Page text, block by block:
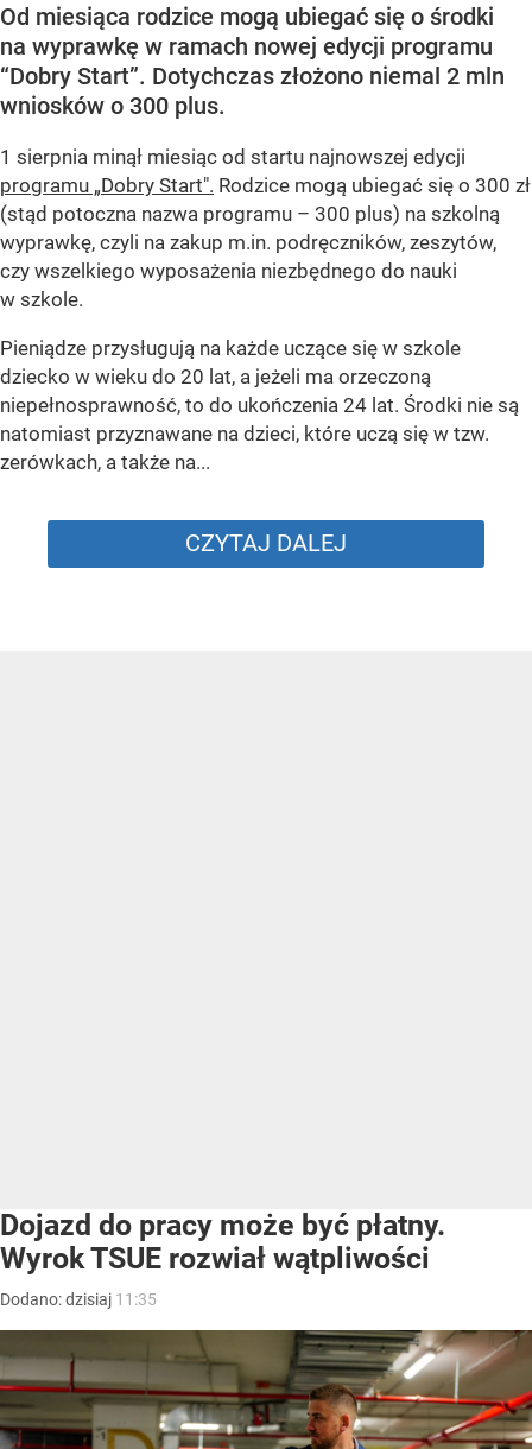
Od miesiąca rodzice mogą ubiegać się o środki
na wyprawkę w ramach nowej edycji programu
“Dobry Start”. Dotychczas złożono niemal 2 mln
wniosków o 300 plus.
1 sierpnia minął miesiąc od startu najnowszej edycji
programu „Dobry Start". Rodzice mogą ubiegać się o 300 zł
(stąd potoczna nazwa programu – 300 plus) na szkolną
wyprawkę, czyli na zakup m.in. podręczników, zeszytów,
czy wszelkiego wyposażenia niezbędnego do nauki
w szkole.
Pieniądze przysługują na każde uczące się w szkole
dziecko w wieku do 20 lat, a jeżeli ma orzeczoną
niepełnosprawność, to do ukończenia 24 lat. Środki nie są
natomiast przyznawane na dzieci, które uczą się w tzw.
zerówkach, a także na...
CZYTAJ DALEJ
Dojazd do pracy może być płatny.
Wyrok TSUE rozwiał wątpliwości
Dodano:dzisiaj 11:35